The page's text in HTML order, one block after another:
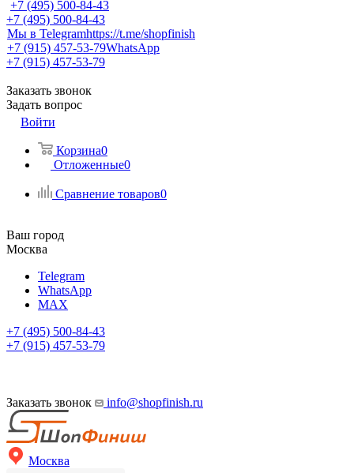
+7 (495) 500-84-43
+7 (495) 500-84-43
Мы в Telegramhttps://t.me/shopfinish
+7 (915) 457-53-79WhatsApp
+7 (915) 457-53-79
Заказать звонок
Задать вопрос
Войти
Корзина0
Отложенные0
Сравнение товаров0
Ваш город
Москва
Telegram
WhatsApp
MAX
+7 (495) 500-84-43
+7 (915) 457-53-79
Заказать звонок info@shopfinish.ru
Москва